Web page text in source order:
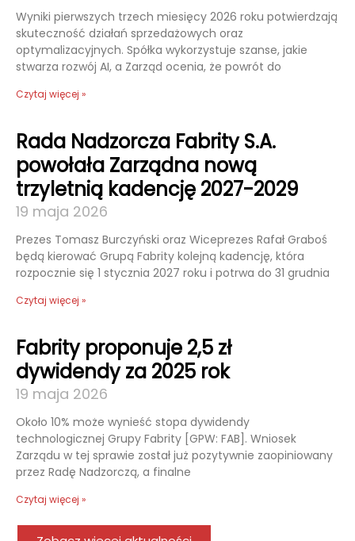
Wyniki pierwszych trzech miesięcy 2026 roku potwierdzają
skuteczność działań sprzedażowych oraz
optymalizacyjnych. Spółka wykorzystuje szanse, jakie
stwarza rozwój AI, a Zarząd ocenia, że powrót do
Czytaj więcej »
Rada Nadzorcza Fabrity S.A.
powołała Zarządna nową
trzyletnią kadencję 2027-2029
19 maja 2026
Prezes Tomasz Burczyński oraz Wiceprezes Rafał Graboś
będą kierować Grupą Fabrity kolejną kadencję, która
rozpocznie się 1 stycznia 2027 roku i potrwa do 31 grudnia
Czytaj więcej »
Fabrity proponuje 2,5 zł
dywidendy za 2025 rok
19 maja 2026
Około 10% może wynieść stopa dywidendy
technologicznej Grupy Fabrity [GPW: FAB]. Wniosek
Zarządu w tej sprawie został już pozytywnie zaopiniowany
przez Radę Nadzorczą, a finalne
Czytaj więcej »